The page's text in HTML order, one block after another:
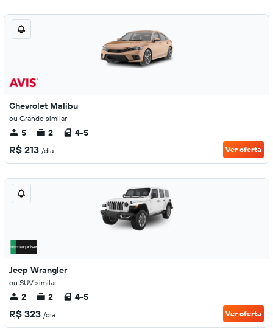
Chevrolet Malibu
ou Grande similar
5 2 4-5
R$ 213 /dia Ver oferta
Jeep Wrangler
ou SUV similar
2 2 4-5
R$ 323 /dia Ver oferta